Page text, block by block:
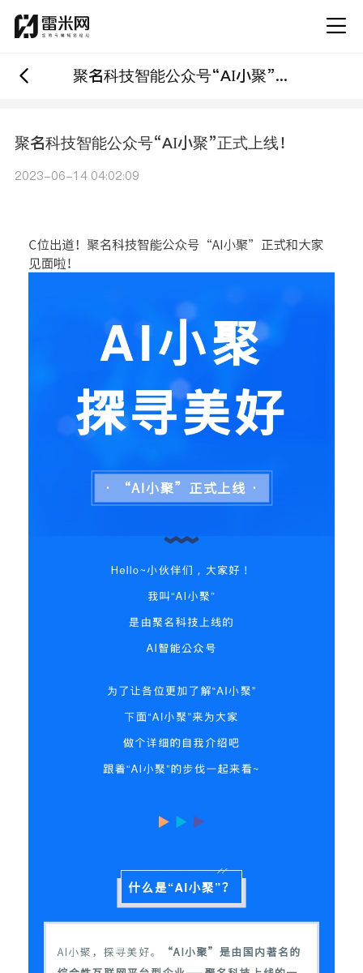
聚名科技智能公众号“AI小聚”正式上线！
聚名科技智能公众号“AI小聚”正式上线！
2023-06-14 04:02:09